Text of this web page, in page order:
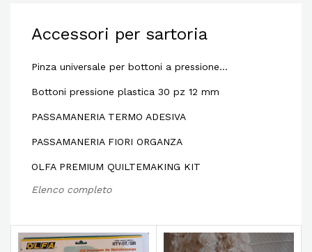
Accessori per sartoria
Pinza universale per bottoni a pressione…
Bottoni pressione plastica 30 pz 12 mm
PASSAMANERIA TERMO ADESIVA
PASSAMANERIA FIORI ORGANZA
OLFA PREMIUM QUILTEMAKING KIT
Elenco completo